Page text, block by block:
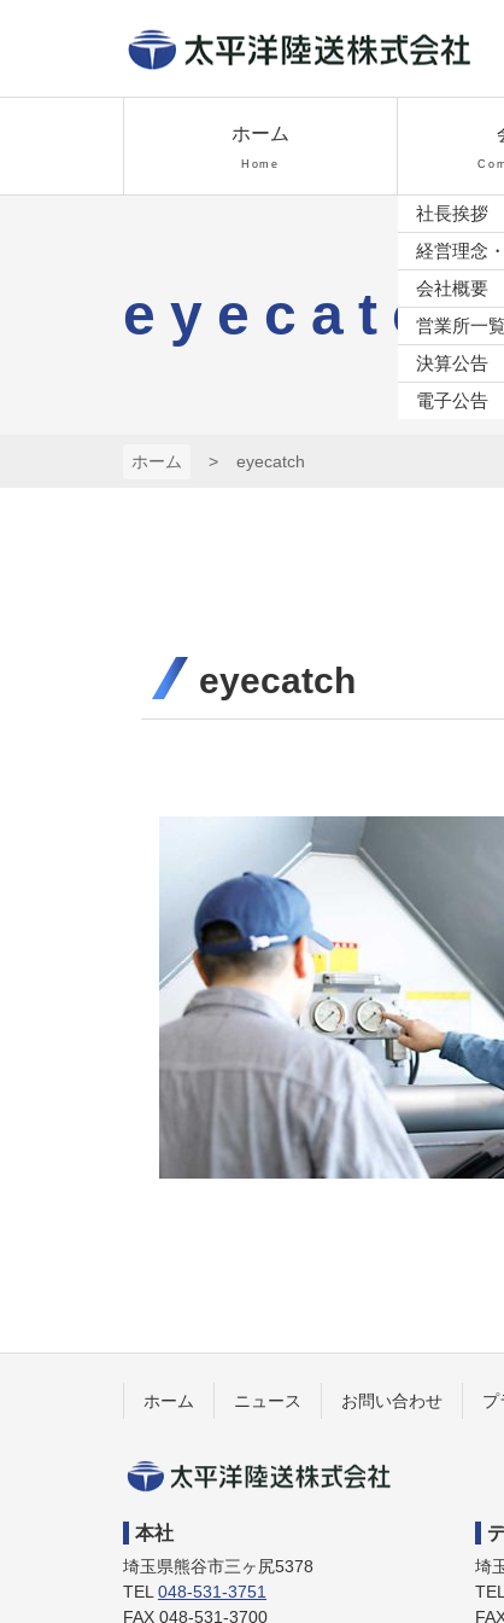
ン
太平洋陸送株
式会社
ホーム
Home
社長挨拶
経営理念
会社概要
営業所一覧
決算公告
電子公告
eyecatch
ホーム eyecatch
eyecatch
本
文
頭
戻
る
頭
へ
ホーム ニュース お問い合わせ プ
太平洋陸
送株式会
本社
埼玉県熊谷市三ヶ尻5378
TEL 048-531-3751
FAX 048-531-3700
埼